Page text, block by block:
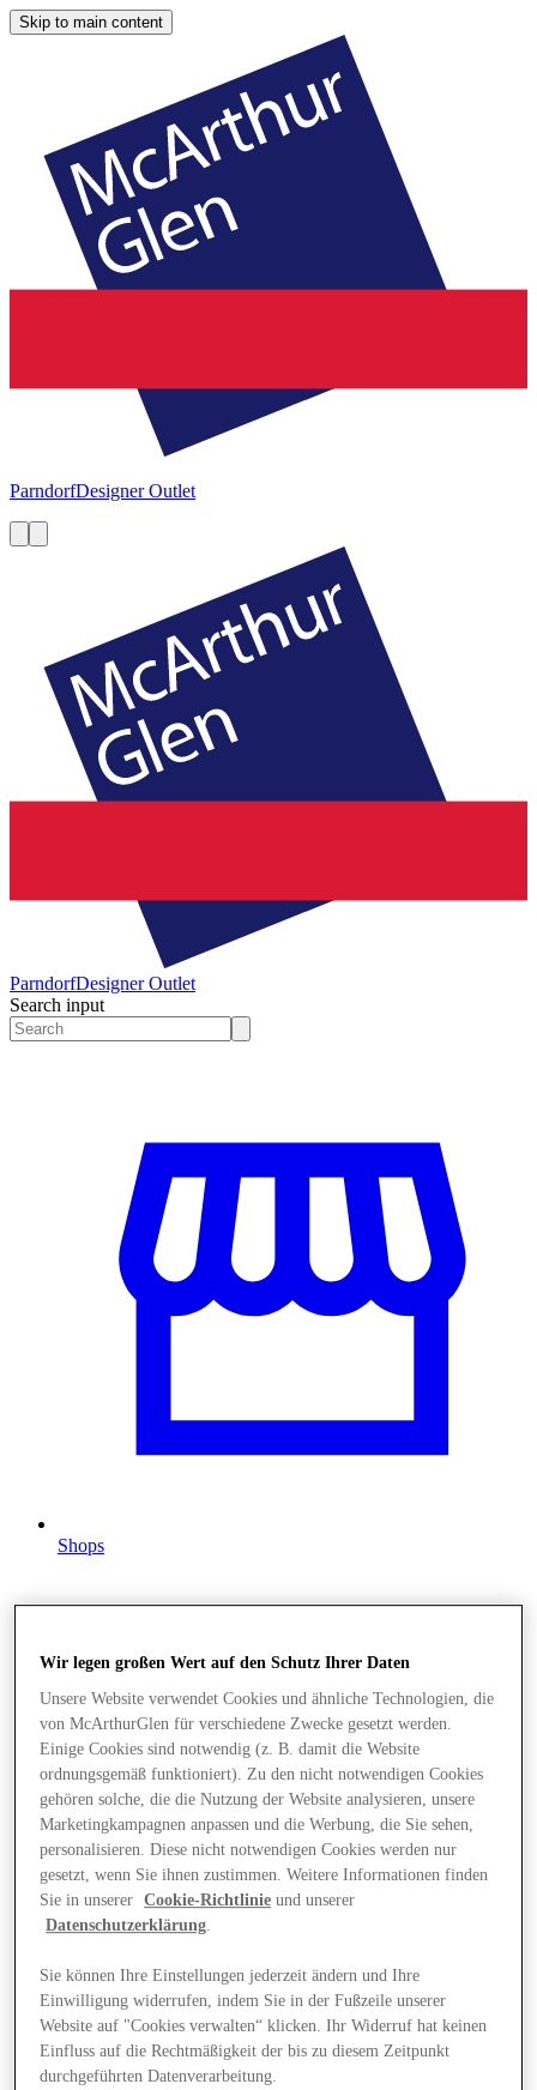
Skip to main content
ParndorfDesigner Outlet
ParndorfDesigner Outlet
Search input
Shops
Angebote
Wir legen großen Wert auf den Schutz Ihrer Daten
Unsere Website verwendet Cookies und ähnliche Technologien, die
von McArthurGlen für verschiedene Zwecke gesetzt werden.
Einige Cookies sind notwendig (z. B. damit die Website
ordnungsgemäß funktioniert). Zu den nicht notwendigen Cookies
gehören solche, die die Nutzung der Website analysieren, unsere
Marketingkampagnen anpassen und die Werbung, die Sie sehen,
personalisieren. Diese nicht notwendigen Cookies werden nur
gesetzt, wenn Sie ihnen zustimmen. Weitere Informationen finden
Sie in unserer
Cookie-Richtlinie und unserer
Datenschutzerklärung.
Sie können Ihre Einstellungen jederzeit ändern und Ihre
Einwilligung widerrufen, indem Sie in der Fußzeile unserer
Website auf "Cookies verwalten“ klicken. Ihr Widerruf hat keinen
Einfluss auf die Rechtmäßigkeit der bis zu diesem Zeitpunkt
durchgeführten Datenverarbeitung.